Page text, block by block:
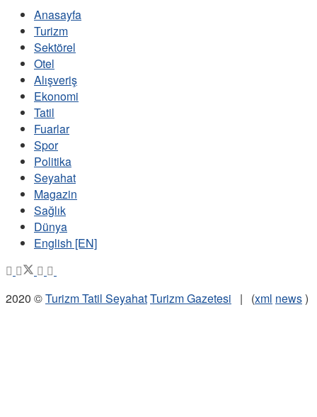
Anasayfa
Turizm
Sektörel
Otel
Alışveriş
Ekonomi
Tatil
Fuarlar
Spor
Politika
Seyahat
Magazin
Sağlık
Dünya
English [EN]
2020 ©Turizm Tatil SeyahatTurizm Gazetesi | (xml news)